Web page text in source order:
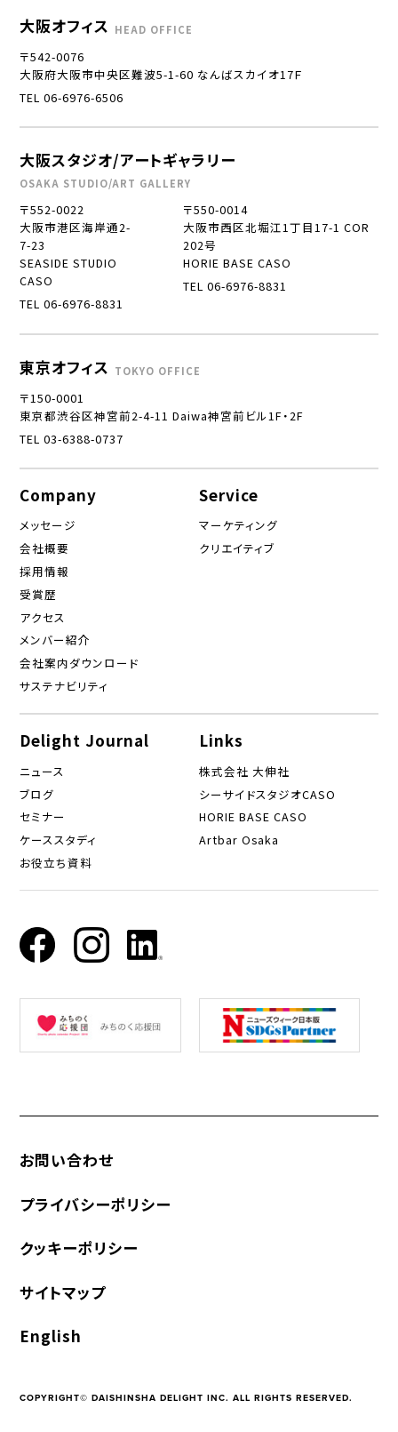
大阪オフィス HEAD OFFICE
〒542-0076
大阪府大阪市中央区難波5-1-60 なんばスカイオ17Ｆ
TEL 06-6976-6506
大阪スタジオ/アートギャラリー
OSAKA STUDIO/ART GALLERY
〒552-0022
大阪市港区海岸通2-
7-23
SEASIDE STUDIO
CASO
TEL 06-6976-8831
〒550-0014
大阪市西区北堀江1丁目17-1 COR
202号
HORIE BASE CASO
TEL 06-6976-8831
東京オフィス TOKYO OFFICE
〒150-0001
東京都渋谷区神宮前2-4-11 Daiwa神宮前ビル1F・2F
TEL 03-6388-0737
Company
メッセージ
会社概要
採用情報
受賞歴
アクセス
メンバー紹介
会社案内ダウンロード
サステナビリティ
Service
マーケティング
クリエイティブ
Delight Journal
ニュース
ブログ
セミナー
ケーススタディ
お役立ち資料
Links
株式会社 大伸社
シーサイドスタジオCASO
HORIE BASE CASO
Artbar Osaka
お問い合わせ
プライバシーポリシー
クッキーポリシー
サイトマップ
English
COPYRIGHT© DAISHINSHA DELIGHT INC. ALL RIGHTS RESERVED.